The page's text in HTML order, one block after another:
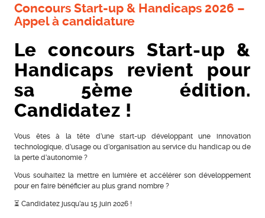
Concours Start-up & Handicaps 2026 –
Appel à candidature
Le concours Start-up &
Handicaps revient pour
sa 5ème édition.
Candidatez !
Vous êtes à la tête d’une start-up développant une innovation
technologique, d’usage ou d’organisation au service du handicap ou de
la perte d’autonomie ?
Vous souhaitez la mettre en lumière et accélérer son développement
pour en faire bénéficier au plus grand nombre ?
⏳ Candidatez jusqu’au 15 juin 2026 !